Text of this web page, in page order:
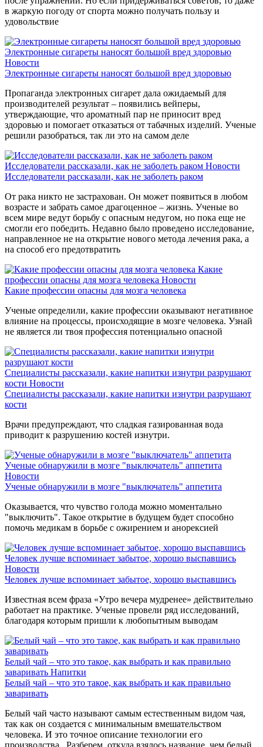
в жаркую погоду от спорта можно получать пользу и
удовольствие
Электронные сигареты наносят большой вред здоровью
Новости
Электронные сигареты наносят большой вред здоровью
Пропаганда электронных сигарет дала ожидаемый для
производителей результат – появились вейперы,
утверждающие, что ароматный пар не приносит вред
здоровью и помогает отказаться от табачных изделий. Ученые
решили разобраться, так ли это на самом деле
Исследователи рассказали, как не заболеть раком Новости
Исследователи рассказали, как не заболеть раком
От рака никто не застрахован. Он может появиться в любом
возрасте и забрать самое драгоценное – жизнь. Ученые во
всем мире ведут борьбу с опасным недугом, но пока еще не
смогли его победить. Недавно было проведено исследование,
направленное не на открытие нового метода лечения рака, а
на способ его предотвратить
Какие
профессии опасны для мозга человека Новости
Какие профессии опасны для мозга человека
Ученые определили, какие профессии оказывают негативное
влияние на процессы, происходящие в мозге человека. Узнай
не является ли твоя профессия потенциально опасной
Специалисты рассказали, какие напитки изнутри разрушают
кости Новости
Специалисты рассказали, какие напитки изнутри разрушают
кости
Врачи предупреждают, что сладкая газированная вода
приводит к разрушению костей изнутри.
Ученые обнаружили в мозге "выключатель" аппетита
Новости
Ученые обнаружили в мозге "выключатель" аппетита
Оказывается, что чувство голода можно моментально
"выключить". Такое открытие в будущем будет способно
помочь медикам в борьбе с ожирением и анорексией
Человек лучше вспоминает забытое, хорошо выспавшись
Новости
Человек лучше вспоминает забытое, хорошо выспавшись
Известная всем фраза «Утро вечера мудренее» действительно
работает на практике. Ученые провели ряд исследований,
благодаря которым пришли к любопытным выводам
Белый чай – что это такое, как выбрать и как правильно
заваривать Напитки
Белый чай – что это такое, как выбрать и как правильно
заваривать
Белый чай часто называют самым естественным видом чая,
так как он создается с минимальным вмешательством
человека. И это точное описание технологии его
производства. Разберем, откуда взялось название, чем белый